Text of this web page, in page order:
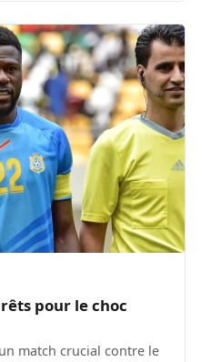
pour le choc
match crucial contre le